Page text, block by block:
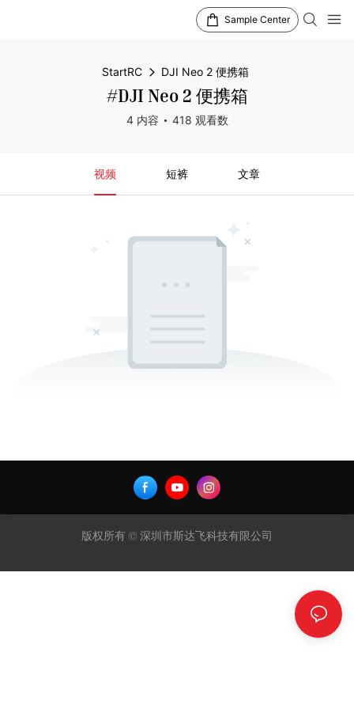
Sample Center
StartRC DJI Neo 2 便携箱
#DJI Neo 2 便携箱
4 内容 418 观看数
视频 短裤 文章
版权所有 © 深圳市斯达飞科技有限公司